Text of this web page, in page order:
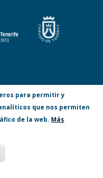
derechos
para permitir y
que nos permiten
de la web. Más